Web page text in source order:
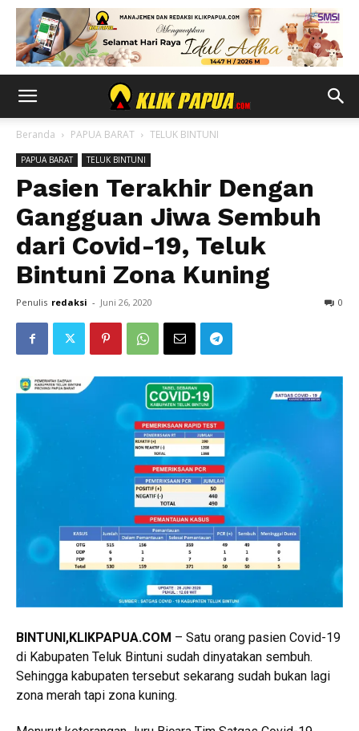
Beranda PAPUA BARAT TELUK BINTUNI
PAPUA BARAT TELUK BINTUNI
Pasien Terakhir Dengan
Gangguan Jiwa Sembuh
dari Covid-19, Teluk
Bintuni Zona Kuning
Penulis redaksi - Juni 26, 2020 0
BINTUNI ,KLIKPAPUA.COM – Satu orang pasien Covid-19
di Kabupaten Teluk Bintuni sudah dinyatakan sembuh.
Sehingga kabupaten tersebut sekarang sudah bukan lagi
zona merah tapi zona kuning.